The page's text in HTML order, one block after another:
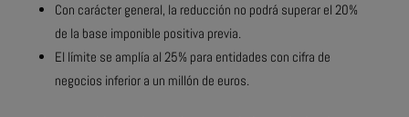
Con carácter general, la reducción no podrá superar el 20%
de la base imponible positiva previa.
El límite se amplía al 25% para entidades con cifra de
negocios inferior a un millón de euros.